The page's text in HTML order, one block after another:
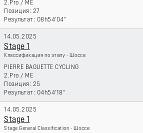
2.Pro / ME
27
08h54'04''
14.05.2025
Stage 1
Классификация по этапу - Шоссе
PIERRE BAGUETTE CYCLING
2.Pro / ME
25
04h54'18''
14.05.2025
Stage 1
Stage General Classification - Шоссе